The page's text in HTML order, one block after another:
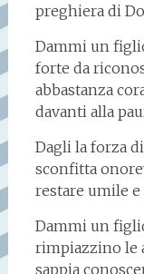
preghiera di
Dammi un
forte da
abbastanza
davanti alla
Dagli la forza
sconfitta
restare umile
Dammi un
rimpiazzino le
sappia